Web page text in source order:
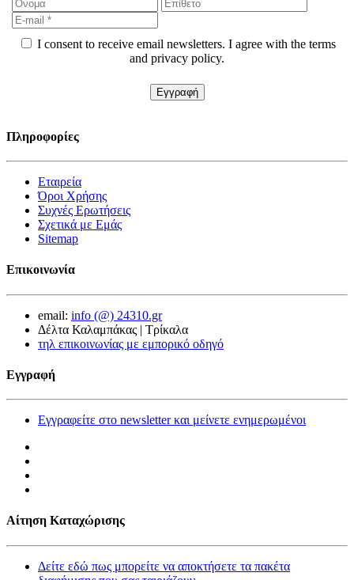
I consent to receive email newsletters. I agree with the terms
and privacy policy.
Πληροφορίες
Εταιρεία
Όροι Χρήσης
Συχνές Ερωτήσεις
Σχετικά με Εμάς
Sitemap
Επικοινωνία
email: info (@) 24310.gr
Δέλτα Καλαμπάκας | Τρίκαλα
τηλ επικοινωνίας με εμπορικό οδηγό
Εγγραφή
Εγγραφείτε στο newsletter και μείνετε ενημερωμένοι
Αίτηση Καταχώρισης
Δείτε εδώ πως μπορείτε να αποκτήσετε τα πακέτα